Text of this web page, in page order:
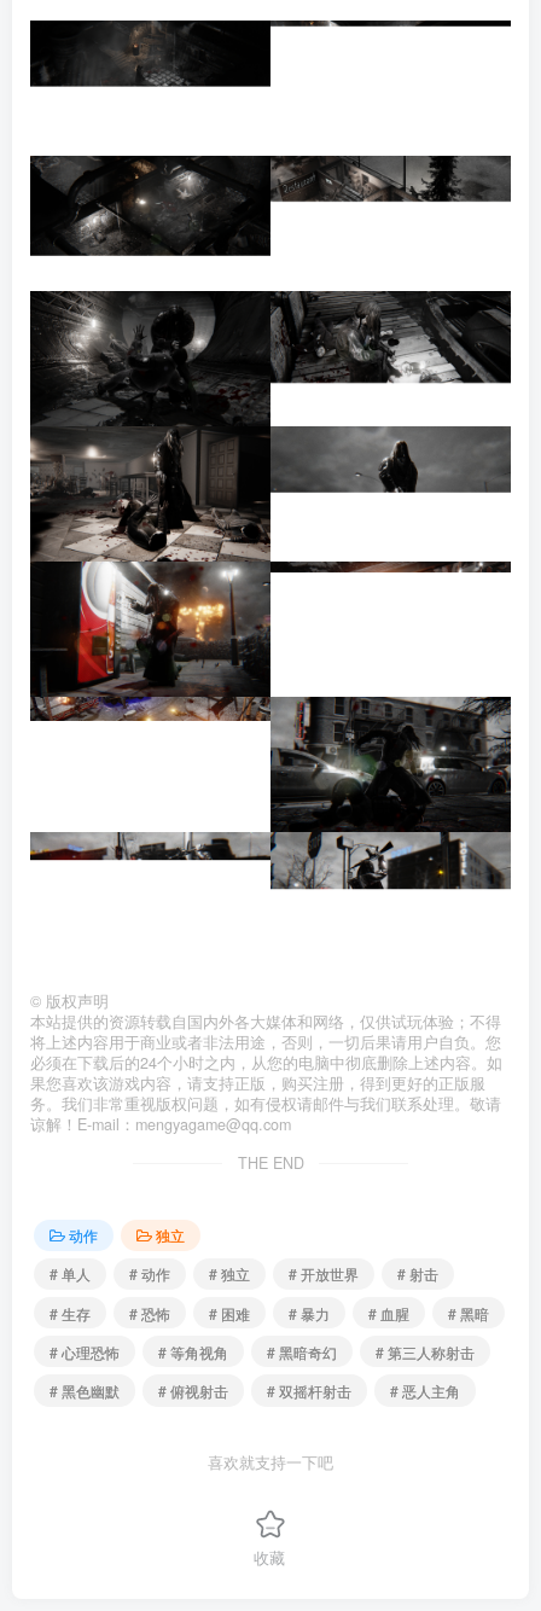
© 版权声明
本站提供的资源转载自国内外各大媒体和网络，仅供试玩体验；不得
将上述内容用于商业或者非法用途，否则，一切后果请用户自负。您
必须在下载后的24个小时之内，从您的电脑中彻底删除上述内容。如
果您喜欢该游戏内容，请支持正版，购买注册，得到更好的正版服
务。我们非常重视版权问题，如有侵权请邮件与我们联系处理。敬请
谅解！E-mail：mengyagame@qq.com
THE END
动作
独立
# 单人
# 动作 # 独立 # 开放世界
# 射击
# 生存
# 恐怖 # 困难 # 暴力 # 血腥
# 黑暗
# 心理恐怖
# 等角视角 # 黑暗奇幻
# 第三人称射击
# 黑色幽默
# 俯视射击 # 双摇杆射击 # 恶人主角
喜欢就支持一下吧
收藏